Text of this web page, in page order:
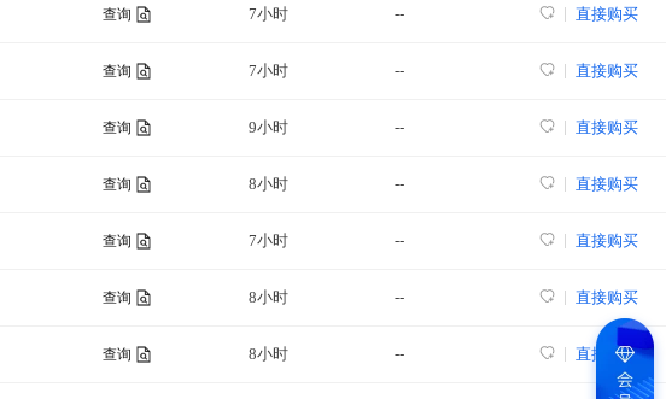
查询 7小时 -- 直接购买
查询 7小时 -- 直接购买
查询 9小时 -- 直接购买
查询 8小时 -- 直接购买
查询 7小时 -- 直接购买
查询 8小时 -- 直接购买
查询 8小时 -- 直接购买